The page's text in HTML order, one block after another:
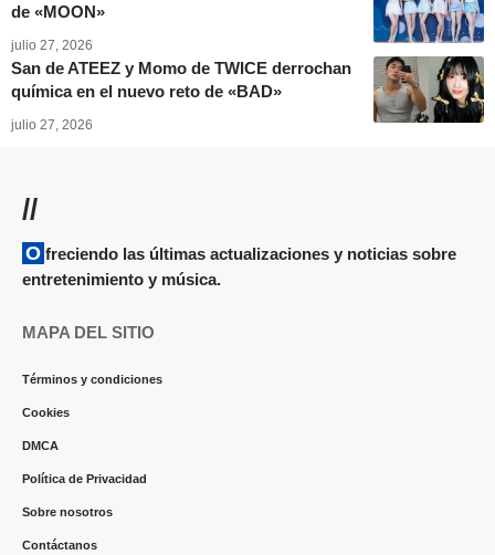
de «MOON»
julio 27, 2026
San de ATEEZ y Momo de TWICE derrochan
química en el nuevo reto de «BAD»
julio 27, 2026
//
Ofreciendo las últimas actualizaciones y noticias sobre
entretenimiento y música.
MAPA DEL SITIO
Términos y condiciones
Cookies
DMCA
Política de Privacidad
Sobre nosotros
Contáctanos